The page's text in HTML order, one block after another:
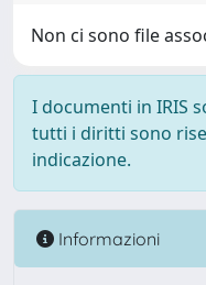
Non ci sono file
I documenti in IRIS
tutti i diritti sono
indicazione.
Informazioni